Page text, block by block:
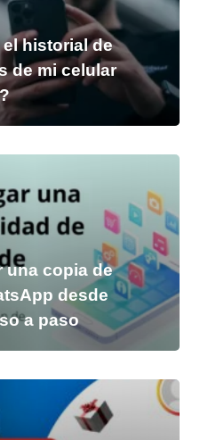
historial de
de mi celular
una copia de
desde
a paso